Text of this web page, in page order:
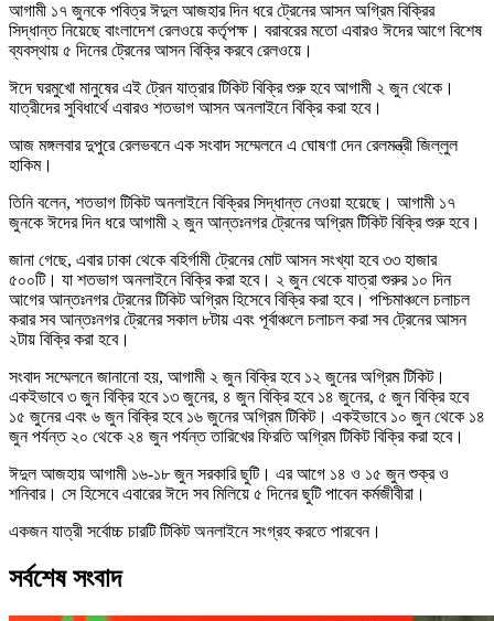
আগামী ১৭ জুনকে পবিত্র ঈদুল আজহার দিন ধরে ট্রেনের আসন অগ্রিম বিক্রির
সিদ্ধান্ত নিয়েছে বাংলাদেশ রেলওয়ে কর্তৃপক্ষ। বরাবরের মতো এবারও ঈদের আগে বিশেষ
ব্যবস্থায় ৫ দিনের ট্রেনের আসন বিক্রি করবে রেলওয়ে।
ঈদে ঘরমুখো মানুষের এই ট্রেন যাত্রার টিকিট বিক্রি শুরু হবে আগামী ২ জুন থেকে।
যাত্রীদের সুবিধার্থে এবারও শতভাগ আসন অনলাইনে বিক্রি করা হবে।
আজ মঙ্গলবার দুপুরে রেলভবনে এক সংবাদ সম্মেলনে এ ঘোষণা দেন রেলমন্ত্রী জিল্লুল
হাকিম।
তিনি বলেন, শতভাগ টিকিট অনলাইনে বিক্রির সিদ্ধান্ত নেওয়া হয়েছে। আগামী ১৭
জুনকে ঈদের দিন ধরে আগামী ২ জুন আন্তঃনগর ট্রেনের অগ্রিম টিকিট বিক্রি শুরু হবে।
জানা গেছে, এবার ঢাকা থেকে বহির্গামী ট্রেনের মোট আসন সংখ্যা হবে ৩৩ হাজার
৫০০টি। যা শতভাগ অনলাইনে বিক্রি করা হবে। ২ জুন থেকে যাত্রা শুরুর ১০ দিন
আগের আন্তঃনগর ট্রেনের টিকিট অগ্রিম হিসেবে বিক্রি করা হবে। পশ্চিমাঞ্চলে চলাচল
করার সব আন্তঃনগর ট্রেনের সকাল ৮টায় এবং পূর্বাঞ্চলে চলাচল করা সব ট্রেনের আসন
২টায় বিক্রি করা হবে।
সংবাদ সম্মেলনে জানানো হয়, আগামী ২ জুন বিক্রি হবে ১২ জুনের অগ্রিম টিকিট।
একইভাবে ৩ জুন বিক্রি হবে ১৩ জুনের, ৪ জুন বিক্রি হবে ১৪ জুনের, ৫ জুন বিক্রি হবে
১৫ জুনের এবং ৬ জুন বিক্রি হবে ১৬ জুনের অগ্রিম টিকিট। একইভাবে ১০ জুন থেকে ১৪
জুন পর্যন্ত ২০ থেকে ২৪ জুন পর্যন্ত তারিখের ফিরতি অগ্রিম টিকিট বিক্রি করা হবে।
ঈদুল আজহায় আগামী ১৬-১৮ জুন সরকারি ছুটি। এর আগে ১৪ ও ১৫ জুন শুক্র ও
শনিবার। সে হিসেবে এবারের ঈদে সব মিলিয়ে ৫ দিনের ছুটি পাবেন কর্মজীবীরা।
একজন যাত্রী সর্বোচ্চ চারটি টিকিট অনলাইনে সংগ্রহ করতে পারবেন।
সর্বশেষ সংবাদ